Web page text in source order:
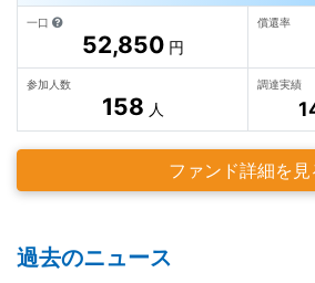
一口
52,850円
償還率
参加人数
158 人
調達実績
ファンド詳細を見
過去のニュース